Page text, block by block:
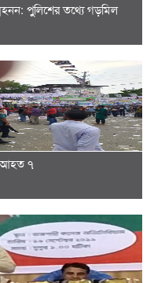
পুুলিশের তথ্যে গড়মিল
আহত ৭